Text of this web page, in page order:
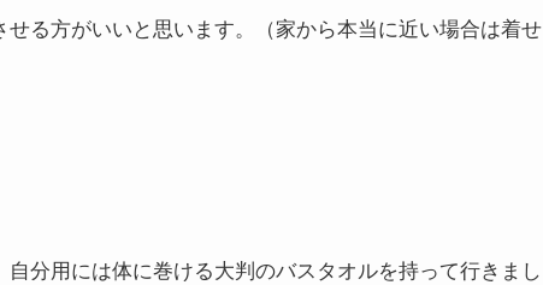
る方がいいと思います。（家から本当に近い場合は着せ
分用には体に巻ける大判のバスタオルを持って行きまし